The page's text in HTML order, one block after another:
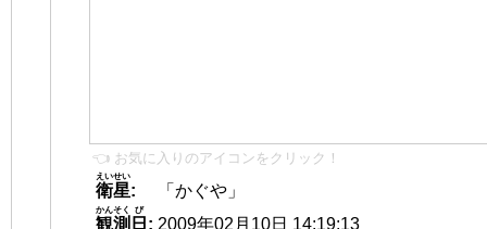
👈 お気に入りのアイコンをクリック！
衛星
えいせい
:
「かぐや」
観測
かんそく
日
び
: 2009年02月10日 14:19:13